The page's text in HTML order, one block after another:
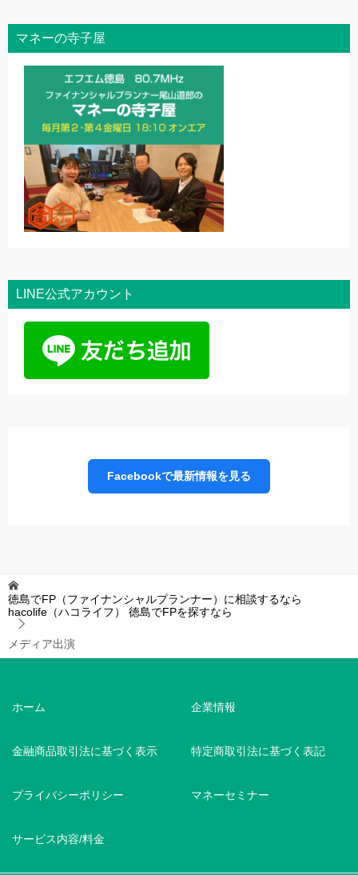
探
す
マネーの寺子屋
LINE公式アカウント
Facebookで最新情報を見る
徳島でFP（ファイナンシャルプランナー）に相談するなら
hacolife（ハコライフ）
徳島でFPを探すなら
メディア出演
ホーム 企業情報
金融商品取引法に基づく表示 特定商取引法に基づく表記
プライバシーポリシー マネーセミナー
サービス内容/料金